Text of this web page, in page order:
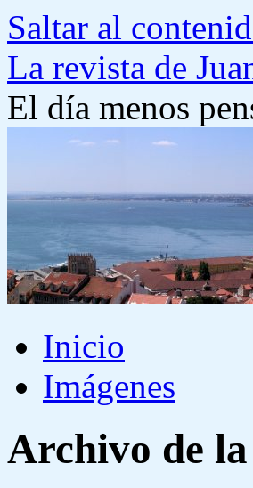
Saltar al
La revista de
El día menos
Inicio
Imágenes
Archivo de